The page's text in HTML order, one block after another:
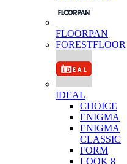
FLOORPAN
FORESTFLOOR
IDEAL
CHOICE
ENIGMA
ENIGMA
CLASSIC
FORM
LOOK 8